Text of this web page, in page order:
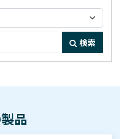
検索
品